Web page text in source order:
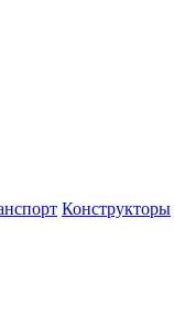
Конструкторы